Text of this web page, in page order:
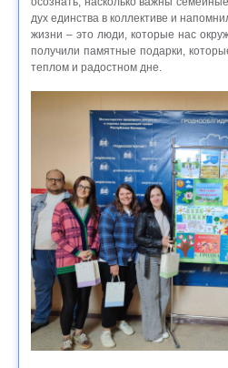
дух единства в коллективе и
жизни – это люди, которые нас
получили памятные подарки,
теплом и радостном дне.